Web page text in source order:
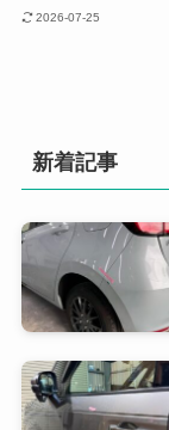
2026-07-25
新着記事